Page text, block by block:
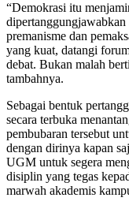
“Demokrasi itu
dipertanggungjawabkan
premanisme dan
yang kuat, datangi
debat. Bukan malah
tambahnya.
Sebagai bentuk
secara terbuka
pembubaran tersebut
dengan dirinya kapan
UGM untuk segera
disiplin yang tegas
marwah akademis